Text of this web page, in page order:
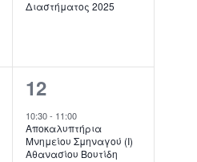
Διαστήματος 2025
1
εκδήλωση,
12
10:30- 11:00
Αποκαλυπτήρια
Μνημείου Σμηναγού (Ι)
Αθανασίου Βουτίδη